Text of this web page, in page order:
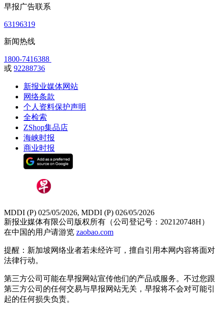
早报广告联系
63196319
新闻热线
1800-7416388
或 92288736
新报业媒体网站
网络条款
个人资料保护声明
全检索
ZShop集品店
海峡时报
商业时报
MDDI (P) 025/05/2026, MDDI (P) 026/05/2026
新报业媒体有限公司版权所有（公司登记号：202120748H）
在中国的用户请游览 zaobao.com
提醒：新加坡网络业者若未经许可，擅自引用本网内容将面对
法律行动。
第三方公司可能在早报网站宣传他们的产品或服务。不过您跟
第三方公司的任何交易与早报网站无关，早报将不会对可能引
起的任何损失负责。